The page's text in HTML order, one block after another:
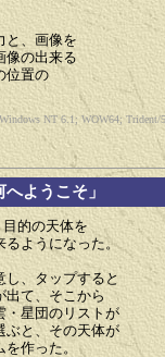
と、画像を
像の出来る
位置の
NT 6.1; WOW64;
ようこそ」
的の天体を
るようになった。
し、タップすると
出て、そこから
・星団のリストが
ぶと、その天体が
作った。